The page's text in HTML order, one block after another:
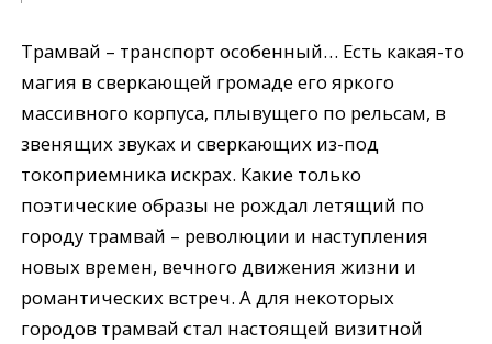
Трамвай – транспорт особенный… Есть какая-то
магия в сверкающей громаде его яркого
массивного корпуса, плывущего по рельсам, в
звенящих звуках и сверкающих из-под
токоприемника искрах. Какие только
поэтические образы не рождал летящий по
городу трамвай – революции и наступления
новых времен, вечного движения жизни и
романтических встреч. А для некоторых
городов трамвай стал настоящей визитной